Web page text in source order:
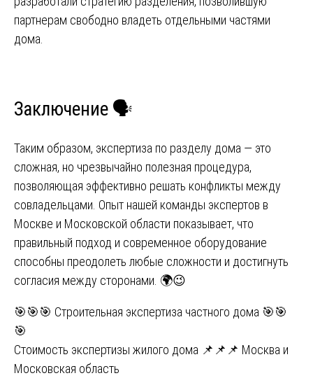
партнерам свободно владеть отдельными частями
дома.
Заключение 🗣️
Таким образом, экспертиза по разделу дома — это
сложная, но чрезвычайно полезная процедура,
позволяющая эффективно решать конфликты между
совладельцами. Опыт нашей команды экспертов в
Москве и Московской области показывает, что
правильный подход и современное оборудование
способны преодолеть любые сложности и достигнуть
согласия между сторонами. 🌍😉
Навигация
по
записям
🎯🎯🎯 Строительная экспертиза частного дома 🎯🎯
🎯
Стоимость экспертизы жилого дома 📌📌📌 Москва и
Московская область